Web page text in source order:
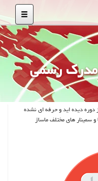
مدرك رسمی
دوره دیده اید و حرفه ای نشده
و سمینار های مختلف ماساژ